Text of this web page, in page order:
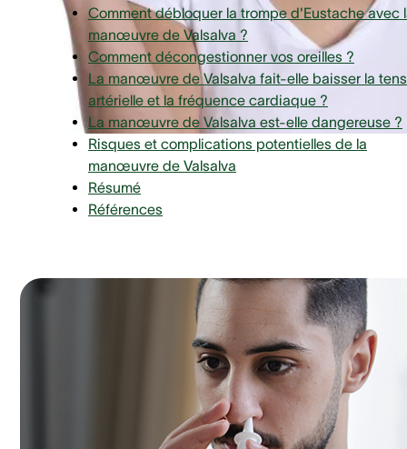
Comment débloquer la trompe d'Eustache avec
manœuvre de Valsalva ?
Comment décongestionner vos oreilles ?
La manœuvre de Valsalva fait-elle baisser la
artérielle et la fréquence cardiaque ?
La manœuvre de Valsalva est-elle dangereuse ?
Risques et complications potentielles de la
manœuvre de Valsalva
Résumé
Références